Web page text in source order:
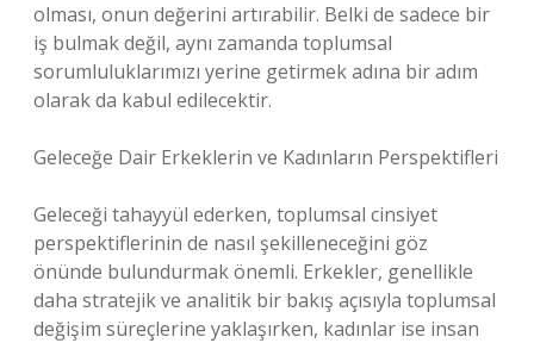
olması, onun değerini artırabilir. Belki de sadece bir
iş bulmak değil, aynı zamanda toplumsal
sorumluluklarımızı yerine getirmek adına bir adım
olarak da kabul edilecektir.
Geleceğe Dair Erkeklerin ve Kadınların Perspektifleri
Geleceği tahayyül ederken, toplumsal cinsiyet
perspektiflerinin de nasıl şekilleneceğini göz
önünde bulundurmak önemli. Erkekler, genellikle
daha stratejik ve analitik bir bakış açısıyla toplumsal
değişim süreçlerine yaklaşırken, kadınlar ise insan